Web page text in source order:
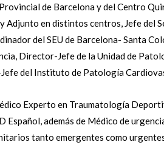
de Barcelona y del Centro
Adjunto en distintos centros, Jefe del
del SEU de Barcelona- Santa
Director-Jefe de la Unidad de
del Instituto de Patología
Experto en Traumatología
Español, además de Médico de
tanto emergentes como